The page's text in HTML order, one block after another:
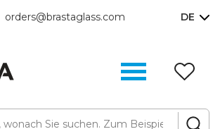
orders@brastaglass.com DE